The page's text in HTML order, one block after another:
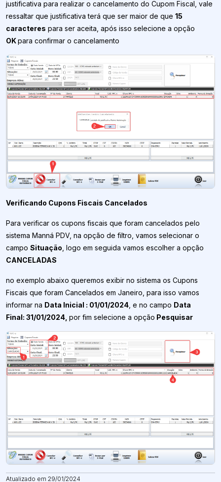
justificativa para realizar o cancelamento do Cupom Fiscal, vale
ressaltar que justificativa terá que ser maior de que 15
caracteres para ser aceita, após isso selecione a opção
OKpara confirmar o cancelamento
Verificando Cupons Fiscais Cancelados
Para verificar os cupons fiscais que foram cancelados pelo
sistema Manná PDV, na opção de filtro, vamos selecionar o
campo Situação , logo em seguida vamos escolher a opção
CANCELADAS
no exemplo abaixo queremos exibir no sistema os Cupons
Fiscais que foram Cancelados em Janeiro, para isso vamos
informar na Data Inicial : 01/01/2024 , e no campo Data
Final: 31/01/2024, por fim selecione a opção Pesquisar
Atualizado em 29/01/2024